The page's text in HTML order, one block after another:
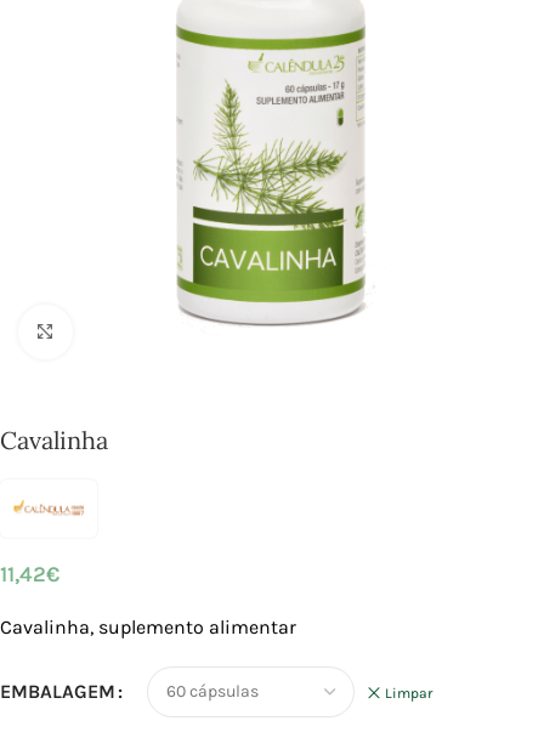
Cavalinha
11,42€
Cavalinha, suplemento alimentar
EMBALAGEM Limpar